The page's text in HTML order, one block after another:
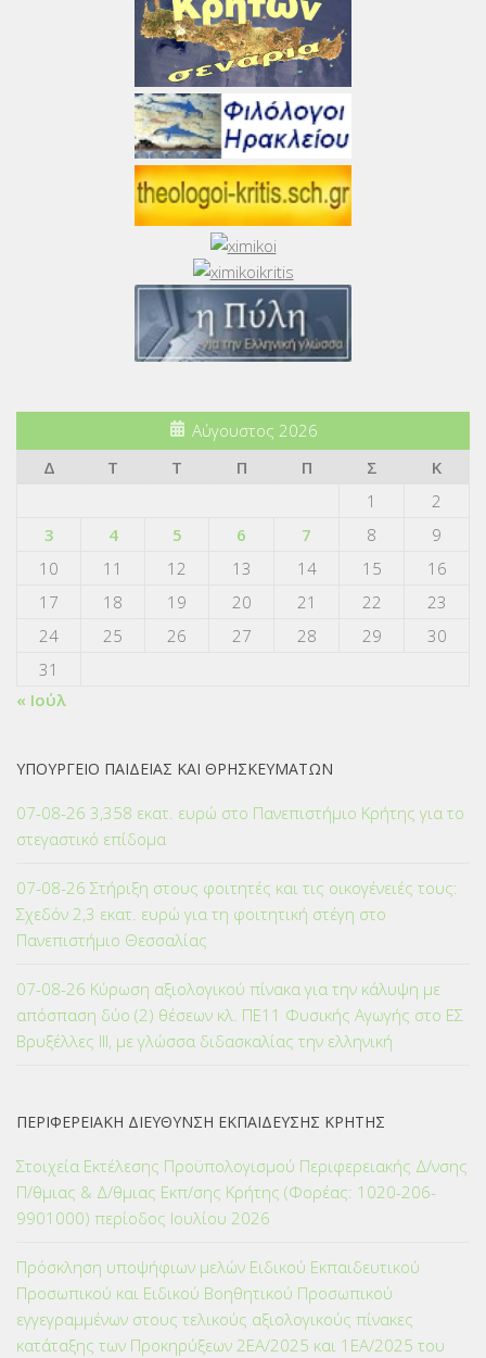
Αύγουστος 2026
Δ
Τ Τ Π Π Σ
Κ
1
2
3
4 5 6 7 8
9
10
11 12 13 14 15
16
17
18 19 20 21 22
23
24
25 26 27 28 29
30
31
« Ιούλ
ΥΠΟΥΡΓΕΙΟ ΠΑΙΔΕΙΑΣ ΚΑΙ ΘΡΗΣΚΕΥΜΑΤΩΝ
07-08-26 3,358 εκατ. ευρώ στο Πανεπιστήμιο Κρήτης για το
στεγαστικό επίδομα
07-08-26 Στήριξη στους φοιτητές και τις οικογένειές τους:
Σχεδόν 2,3 εκατ. ευρώ για τη φοιτητική στέγη στο
Πανεπιστήμιο Θεσσαλίας
07-08-26 Κύρωση αξιολογικού πίνακα για την κάλυψη με
απόσπαση δύο (2) θέσεων κλ. ΠΕ11 Φυσικής Αγωγής στο ΕΣ
Βρυξέλλες ΙΙΙ, με γλώσσα διδασκαλίας την ελληνική
ΠΕΡΙΦΕΡΕΙΑΚΗ ΔΙΕΥΘΥΝΣΗ ΕΚΠΑΙΔΕΥΣΗΣ ΚΡΗΤΗΣ
Στοιχεία Εκτέλεσης Προϋπολογισμού Περιφερειακής Δ/νσης
Π/θμιας & Δ/θμιας Εκπ/σης Κρήτης (Φορέας: 1020-206-
9901000) περίοδος Ιουλίου 2026
Πρόσκληση υποψήφιων μελών Ειδικού Εκπαιδευτικού
Προσωπικού και Ειδικού Βοηθητικού Προσωπικού
εγγεγραμμένων στους τελικούς αξιολογικούς πίνακες
κατάταξης των Προκηρύξεων 2ΕΑ/2025 και 1ΕΑ/2025 του